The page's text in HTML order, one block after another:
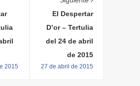
2015
El Despertar
D’or – Tertulia
del 24 de abril
de 2015
27 de abril de 2015